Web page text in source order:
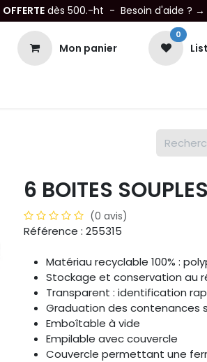
OFFERTE dès 500.-ht - Besoin d'aide ? →
Mon panier
0
6 BOITES
(0 avis)
Référence : 255315
Matériau recyclable 100% :
Stockage et conservation au
Transparent : identification
Graduation des contenances
Emboîtable à vide
Empilable avec couvercle
Couvercle permettant une